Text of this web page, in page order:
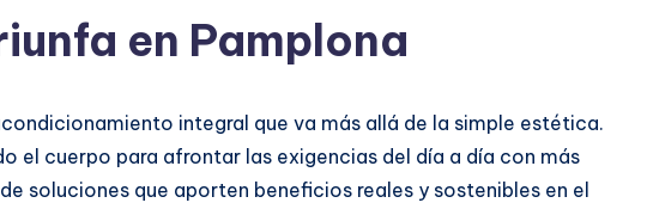
en Pamplona
integral que va más allá de la simple estética.
el cuerpo para afrontar las exigencias del día a día con más
soluciones que aporten beneficios reales y sostenibles en el